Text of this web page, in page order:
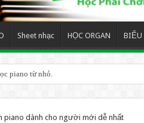
Sheet nhạc HỌC ORGAN BIỂU
piano từ nhỏ.
piano dành cho người mới dễ nhất